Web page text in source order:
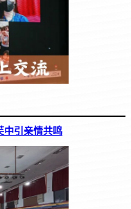
中引亲情共鸣